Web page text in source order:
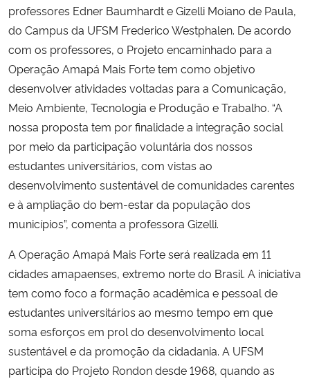
professores Edner Baumhardt e Gizelli Moiano de Paula,
do Campus da UFSM Frederico Westphalen. De acordo
com os professores, o Projeto encaminhado para a
Operação Amapá Mais Forte tem como objetivo
desenvolver atividades voltadas para a Comunicação,
Meio Ambiente, Tecnologia e Produção e Trabalho. “A
nossa proposta tem por finalidade a integração social
por meio da participação voluntária dos nossos
estudantes universitários, com vistas ao
desenvolvimento sustentável de comunidades carentes
e à ampliação do bem-estar da população dos
municípios”, comenta a professora Gizelli.
A Operação Amapá Mais Forte será realizada em 11
cidades amapaenses, extremo norte do Brasil. A iniciativa
tem como foco a formação acadêmica e pessoal de
estudantes universitários ao mesmo tempo em que
soma esforços em prol do desenvolvimento local
sustentável e da promoção da cidadania. A UFSM
participa do Projeto Rondon desde 1968, quando as